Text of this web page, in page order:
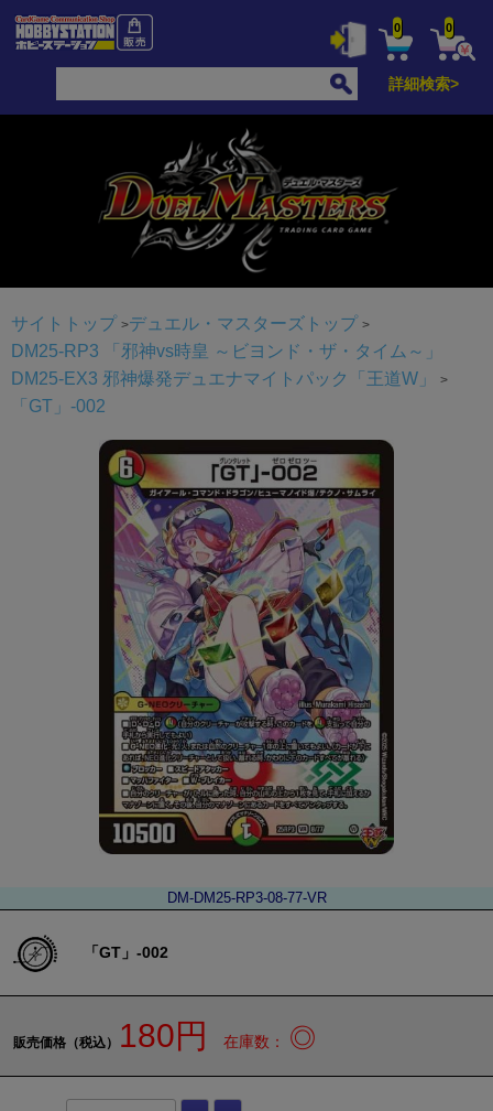
0 0
詳細検索>
サイトトップ
デュエル・マスターズトップ
DM25-RP3 「邪神vs時皇 ～ビヨンド・ザ・タイム～」
DM25-EX3 邪神爆発デュエナマイトパック「王道W」
「GT」-002
DM-DM25-RP3-08-77-VR
「GT」-002
販売価格（税込） 180円 在庫数： ◎